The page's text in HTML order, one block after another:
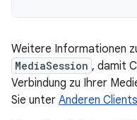
Weitere Informationen
MediaSession , damit
Verbindung zu Ihrer
Sie unter Anderen